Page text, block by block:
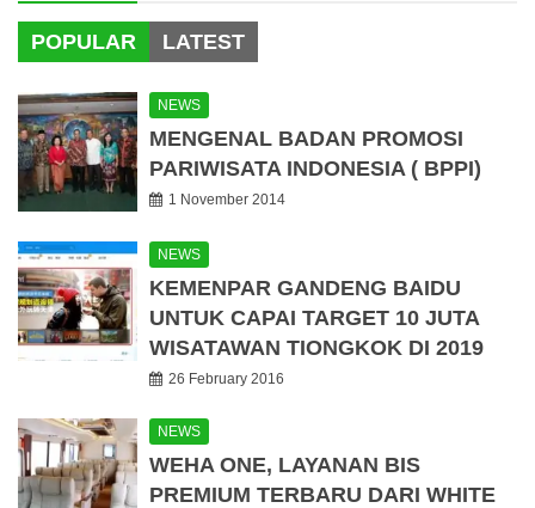
POPULAR LATEST
NEWS
MENGENAL BADAN PROMOSI
PARIWISATA INDONESIA ( BPPI)
1 November 2014
NEWS
KEMENPAR GANDENG BAIDU
UNTUK CAPAI TARGET 10 JUTA
WISATAWAN TIONGKOK DI 2019
26 February 2016
NEWS
WEHA ONE, LAYANAN BIS
PREMIUM TERBARU DARI WHITE